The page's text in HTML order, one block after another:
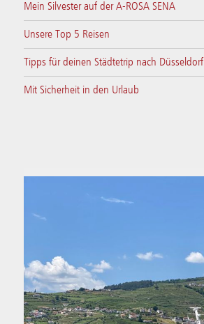
Mein Silvester auf der A-ROSA SENA
Unsere Top 5 Reisen
Tipps für deinen Städtetrip nach Düsseldorf
Mit Sicherheit in den Urlaub